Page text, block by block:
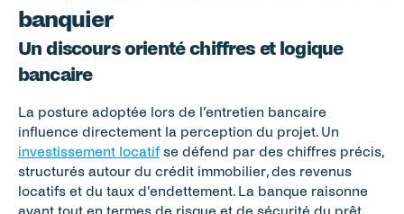
banquier
Un discours orienté chiffres et logique
bancaire
La posture adoptée lors de l’entretien bancaire
investissement locatif se défend par des chiffres précis,
structurés autour du crédit immobilier, des revenus
locatifs et du taux d’endettement. La banque raisonne
avant tout en termes de risque et de sécurité du prêt.